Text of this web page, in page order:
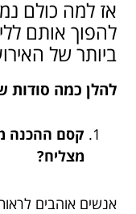
אז למה כולם
להפוך אותם
ביותר של
להלן כמה סודות
קסם ההכנה
מצליח?
אנשים אוהבים